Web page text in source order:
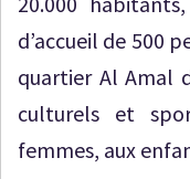
d’accueil de 500
quartier Al Amal
culturels et
femmes, aux